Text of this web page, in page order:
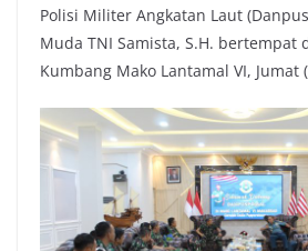
Polisi Militer Angkatan Laut
Muda TNI Samista, S.H. bertempat
Kumbang Mako Lantamal VI, Jumat